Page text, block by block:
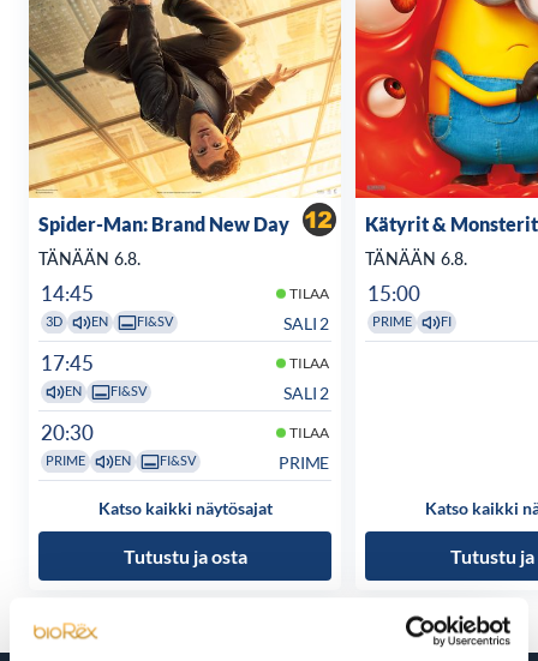
Spider-Man: Brand New Day
TÄNÄÄN 6.8.
14:45 TILAA
3D EN FI&SV SALI 2
17:45 TILAA
EN FI&SV SALI 2
20:30 TILAA
PRIME EN FI&SV PRIME
Katso kaikki näytösajat
Tutustu ja osta
Kätyrit & Monsterit
TÄNÄÄN 6.8.
15:00
PRIME FI
Katso kaikki
Tutustu ja